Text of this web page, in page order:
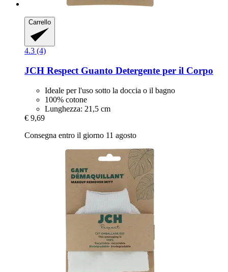
Carrello
4.3 (4)
JCH Respect Guanto Detergente per il Corpo
Ideale per l'uso sotto la doccia o il bagno
100% cotone
Lunghezza: 21,5 cm
€ 9,69
Consegna entro il giorno 11 agosto